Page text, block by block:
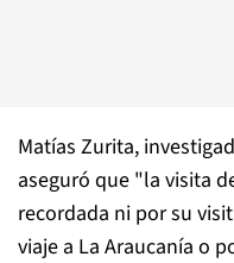
Matías Zurita,
aseguró que "la visita
recordada ni por su
viaje a La Araucanía o